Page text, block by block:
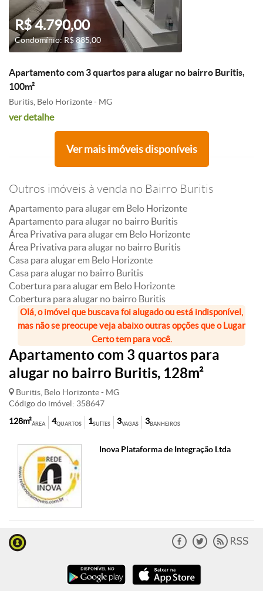
R$ 4.790,00
Condomínio: R$ 885,00
Apartamento com 3 quartos para alugar no bairro Buritis,
100m²
Buritis, Belo Horizonte - MG
ver detalhe
Ver mais imóveis disponíveis
Outros imóveis à venda no Bairro Buritis
Apartamento para alugar em Belo Horizonte
Apartamento para alugar no bairro Buritis
Área Privativa para alugar em Belo Horizonte
Área Privativa para alugar no bairro Buritis
Casa para alugar em Belo Horizonte
Casa para alugar no bairro Buritis
Cobertura para alugar em Belo Horizonte
Cobertura para alugar no bairro Buritis
Olá, o imóvel que buscava foi alugado ou está indisponível,
mas não se preocupe veja abaixo outras opções que o Lugar
Certo tem para você.
Apartamento com 3 quartos para
alugar no bairro Buritis, 128m²
Buritis, Belo Horizonte - MG
Código do imóvel: 358647
ÁREA
128m² QUARTOS
4 SUÍTES
1 VAGAS
3 BANHEIROS
3
Inova Plataforma de Integração Ltda